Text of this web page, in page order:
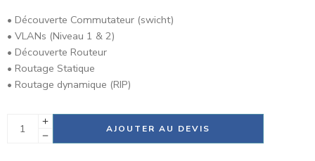
• Découverte Commutateur (swicht)
• VLANs (Niveau 1 & 2)
• Découverte Routeur
• Routage Statique
• Routage dynamique (RIP)
AJOUTER AU DEVIS
Alternative: